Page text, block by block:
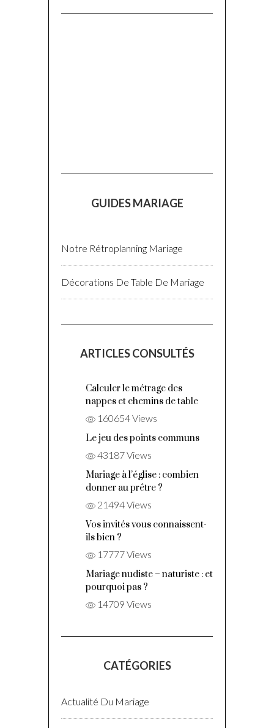
GUIDES MARIAGE
Notre Rétroplanning Mariage
Décorations De Table De Mariage
ARTICLES CONSULTÉS
Calculer le
métrage des
nappes et chemins
160654 Views
communs
43187 Views
Mariage à l’église :
au prêtre ?
21494 Views
Vos invités vous
connaissent-ils
pourquoi pas ?